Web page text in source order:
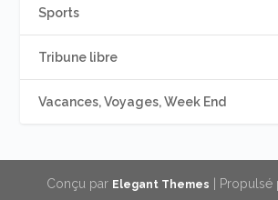
Sports
Tribune libre
Vacances, Voyages, Week End
Conçu par Elegant Themes | Propulsé